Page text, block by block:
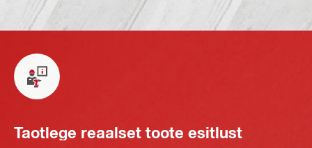
Taotlege reaalset toote esitlust